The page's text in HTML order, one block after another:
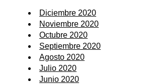
Diciembre 2020
Noviembre 2020
Octubre 2020
Septiembre 2020
Agosto 2020
Julio 2020
Junio 2020